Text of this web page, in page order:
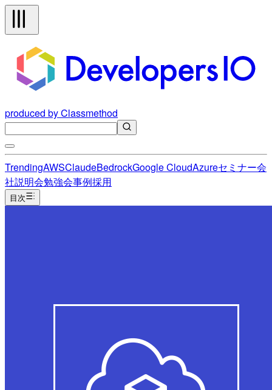
produced by Classmethod
TrendingAWSClaudeBedrockGoogle CloudAzureセミナー会
社説明会勉強会事例採用
目次